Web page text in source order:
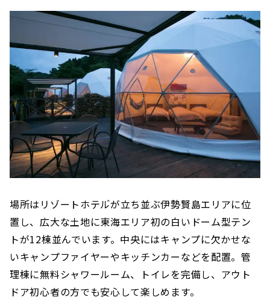
場所はリゾートホテル゙が立ち並ぶ伊勢賢島エリアに位
置し、広大な土地に東海エリア初の白いドーム型テン
トが12棟並んでいます。中央にはキャンプに欠かせな
いキャンプファイヤーやキッチンカーなどを配置。管
理棟に無料シャワールーム、トイレを完備し、アウト
ドア初心者の方でも安心して楽しめます。